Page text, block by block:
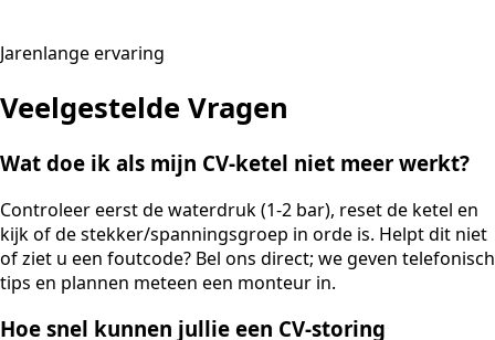
Jarenlange ervaring
Veelgestelde Vragen
Wat doe ik als mijn CV-ketel niet meer werkt?
Controleer eerst de waterdruk (1-2 bar), reset de ketel en
kijk of de stekker/spanningsgroep in orde is. Helpt dit niet
of ziet u een foutcode? Bel ons direct; we geven telefonisch
tips en plannen meteen een monteur in.
Hoe snel kunnen jullie een CV-storing